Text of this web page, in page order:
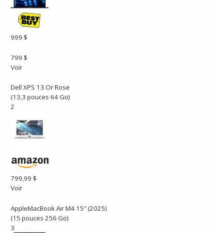
999 $
799 $
Voir
Dell XPS 13 Or Rose
(13,3 pouces 64 Go)
2
799,99 $
Voir
AppleMacBook Air M4 15″ (2025)
(15 pouces 256 Go)
3